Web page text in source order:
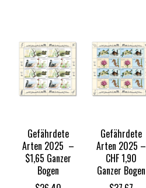
Gefährdete
Arten 2025 –
$1,65 Ganzer
Bogen
Gefährdete
Arten 2025 –
CHF 1,90
Ganzer Bogen